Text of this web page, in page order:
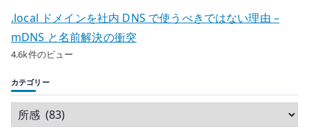
.local ドメインを社内 DNS で使うべきではない理由 –
mDNS と名前解決の衝突
4.6k件のビュー
カテゴリー